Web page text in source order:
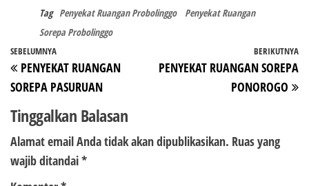
Tag Penyekat Ruangan Probolinggo
Penyekat Ruangan
Sorepa Probolinggo
Navigasi
pos
Pos
Sebelumnya
SEBELUMNYA
PENYEKAT RUANGAN
SOREPA PASURUAN
BERIKUTNYA
PENYEKAT RUANGAN SOREPA
PONOROGO
Tinggalkan Balasan
Alamat email Anda tidak akan dipublikasikan. Ruas yang
wajib ditandai*